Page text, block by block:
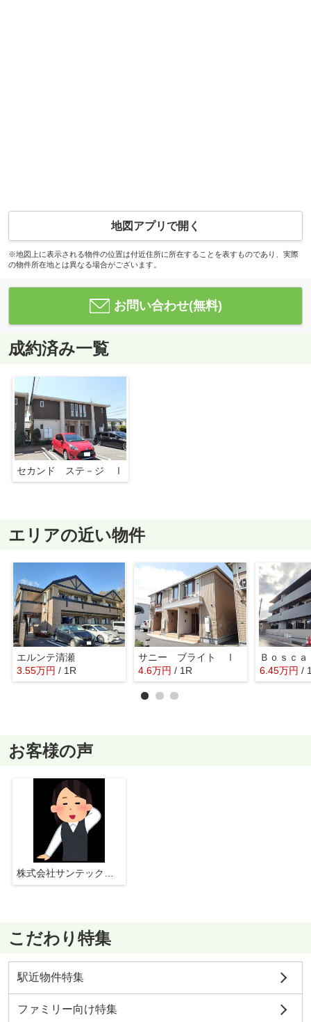
地図アプリで開く
※地図上に表示される物件の位置は付近住所に所在することを表すものであり、実際
の物件所在地とは異なる場合がございます。
お問い合わせ(無料)
成約済み一覧
セカンド ステ－ジ Ⅰ
エリアの近い物件
エルンテ清瀬
3.55万円 / 1R
サニー ブライト Ⅰ
4.6万円 / 1R
Ｂｏｓｃ
6.45万円 /
お客様の声
こだわり特集
駅近物件特集
ファミリー向け特集